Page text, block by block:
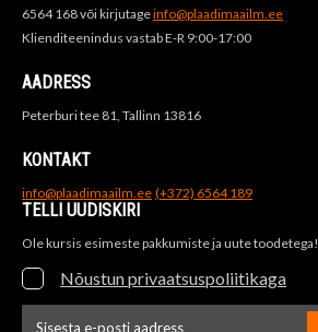
6564 168 või kirjutageinfo@plaadimaailm.ee
Klienditeenindus vastab E-R 9:00-17:00
AADRESS
Peterburi tee 81, Tallinn 13816
KONTAKT
info@plaadimaailm.ee (+372) 6564 189
TELLI UUDISKIRI
Ole kursis esimeste pakkumiste ja uute toodetega!
Nõustun privaatsuspoliitikaga